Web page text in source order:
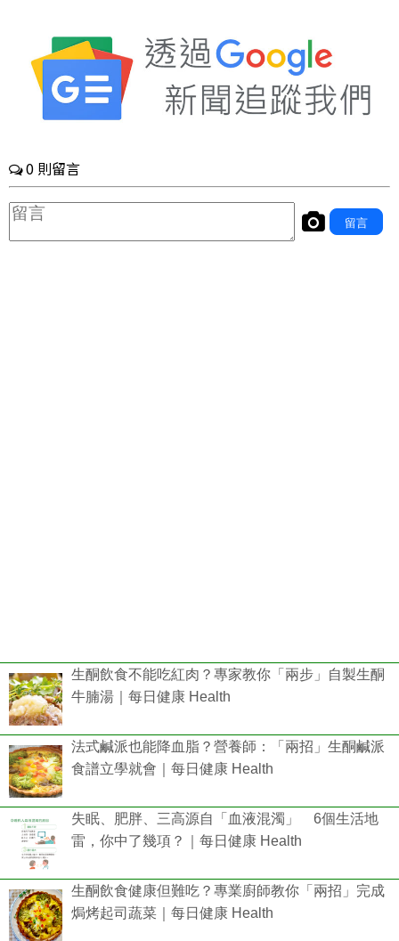
生酮飲食不能吃紅肉？專家教你「兩步」自製生酮
牛腩湯｜每日健康 Health
法式鹹派也能降血脂？營養師：「兩招」生酮鹹派
食譜立學就會｜每日健康 Health
失眠、肥胖、三高源自「血液混濁」 6個生活地
雷，你中了幾項？｜每日健康 Health
生酮飲食健康但難吃？專業廚師教你「兩招」完成
焗烤起司蔬菜｜每日健康 Health